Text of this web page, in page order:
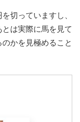
切っていますし、
は実際に馬を見て
かを見極めること